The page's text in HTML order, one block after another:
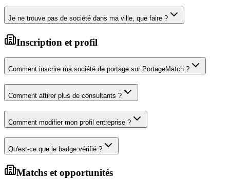
Je ne trouve pas de société dans ma ville, que faire ?
Inscription et profil
Comment inscrire ma société de portage sur PortageMatch ?
Comment attirer plus de consultants ?
Comment modifier mon profil entreprise ?
Qu'est-ce que le badge vérifié ?
Matchs et opportunités